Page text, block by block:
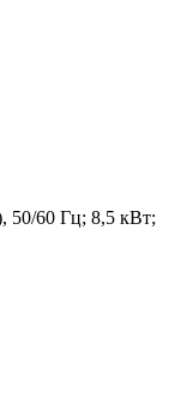
50/60 Гц; 8,5 кВт;